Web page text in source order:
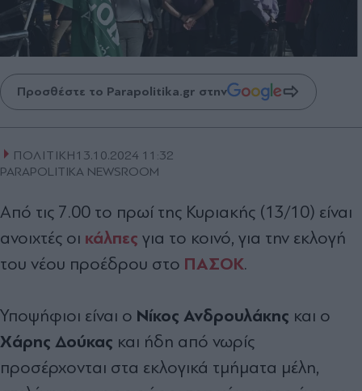
Προσθέστε το Parapolitika.gr στην
ΠΟΛΙΤΙΚΗ13.10.2024 11:32
PARAPOLITIKA NEWSROOM
Από τις 7.00 το πρωί της Κυριακής (13/10) είναι
ανοιχτές οι κάλπες για το κοινό, για την εκλογή
του νέου προέδρου στο ΠΑΣΟΚ.
Υποψήφιοι είναι ο Νίκος Ανδρουλάκης και ο
Χάρης Δούκας και ήδη από νωρίς
προσέρχονται στα εκλογικά τμήματα μέλη,